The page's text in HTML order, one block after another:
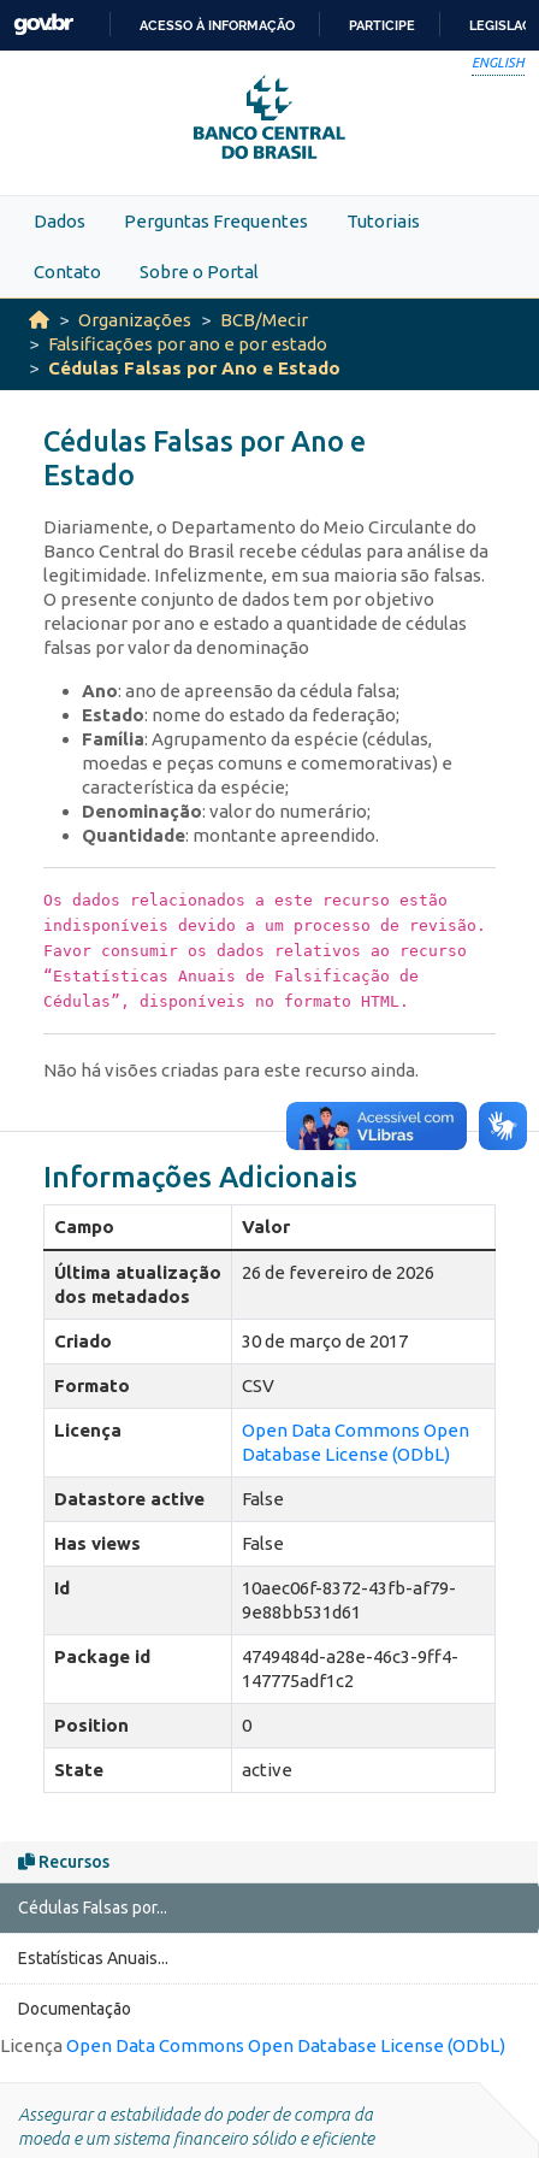
Skip to main content
PARA
O
CONTEÚDO
ACESSO À INFORMAÇÃO PARTICIPE
ENGLISH
Dados Perguntas Frequentes Tutoriais
Contato Sobre o Portal
Organizações
BCB/Mecir
Falsificações por ano e por estado
Cédulas Falsas por Ano e Estado
Cédulas Falsas por Ano e
Estado
Diariamente, o Departamento do Meio Circulante do
Banco Central do Brasil recebe cédulas para análise da
legitimidade. Infelizmente, em sua maioria são falsas.
O presente conjunto de dados tem por objetivo
relacionar por ano e estado a quantidade de cédulas
falsas por valor da denominação
Ano: ano de apreensão da cédula falsa;
Estado: nome do estado da federação;
Família: Agrupamento da espécie (cédulas,
moedas e peças comuns e comemorativas) e
característica da espécie;
Denominação: valor do numerário;
Quantidade: montante apreendido.
Os dados relacionados a este recurso estão
indisponíveis devido a um processo de revisão.
Favor consumir os dados relativos ao recurso
“Estatísticas Anuais de Falsificação de
Cédulas”, disponíveis no formato HTML.
Não há visões criadas para este recurso ainda.
Recursos
Cédulas Falsas por...
Estatísticas Anuais...
Documentação
Licença Open Data Commons Open Database License (ODbL)
Informações Adicionais
Campo Valor
Última atualização
dos metadados
26 de fevereiro de 2026
Criado 30 de março de 2017
Formato CSV
Licença
Open Data Commons Open
Database License (ODbL)
Datastore active False
Has views False
Id
10aec06f-8372-43fb-af79-
9e88bb531d61
Package id
4749484d-a28e-46c3-9ff4-
147775adf1c2
Position 0
State active
Assegurar a estabilidade do poder de compra da
moeda e um sistema financeiro sólido e eficiente